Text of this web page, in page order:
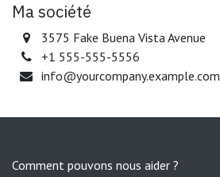
Ma société
3575 Fake Buena Vista Avenue
+1 555-555-5556
info@yourcompany.example.com
Comment pouvons nous aider ?